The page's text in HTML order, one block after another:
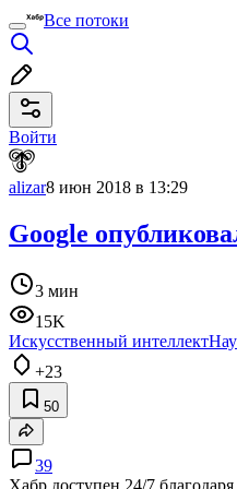
Все потоки
Войти
alizar8 июн 2018 в 13:29
Google
3 мин
15K
Искусственный интеллект
+23
50
39
Хабр доступен 24/7